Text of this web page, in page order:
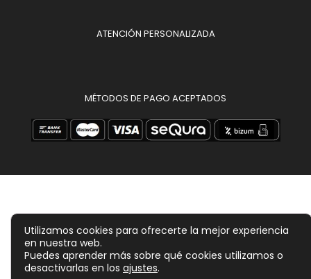
ATENCIÓN PERSONALIZADA
MÉTODOS DE PAGO ACEPTADOS
Utilizamos cookies para ofrecerte la mejor experiencia
en nuestra web.
Puedes aprender más sobre qué cookies utilizamos o
desactivarlas en los ajustes.